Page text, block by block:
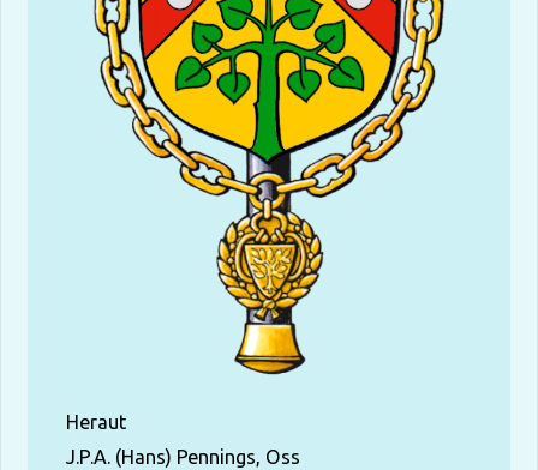
Heraut
J.P.A. (Hans) Pennings, Oss